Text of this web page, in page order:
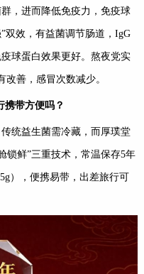
，进而降低免疫力，免疫球
双效，有益菌调节肠道，IgG
球蛋白效果更好。熬夜党实
善，感冒次数减少。
携带方便吗？
统益生菌需冷藏，而厚璞堂
锁鲜”三重技术，常温保存5年
），便携易带，出差旅行可